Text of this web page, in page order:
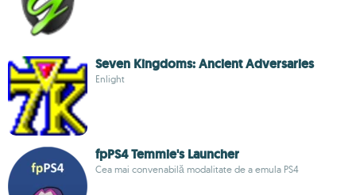
Seven Kingdoms: Ancient Adversaries
Enlight
fpPS4 Temmie's Launcher
Cea mai convenabilă modalitate de a emula PS4